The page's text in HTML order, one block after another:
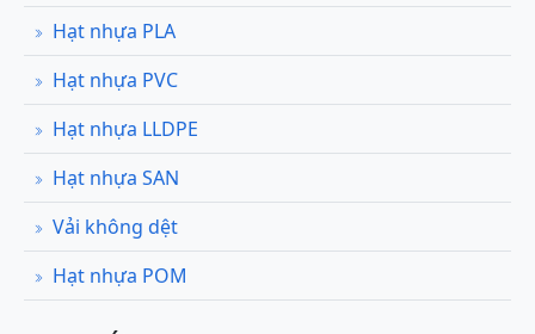
Hạt nhựa PLA
Hạt nhựa PVC
Hạt nhựa LLDPE
Hạt nhựa SAN
Vải không dệt
Hạt nhựa POM